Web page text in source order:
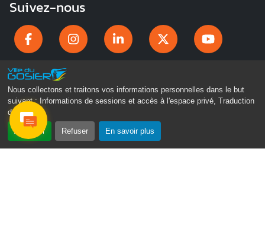
Nous collectons et traitons vos informations personnelles dans le but
suivant :
Informations de sessions et accès à l'espace privé, Traduction
des pages .
Accepter Refuser En savoir plus
Suivez-nous